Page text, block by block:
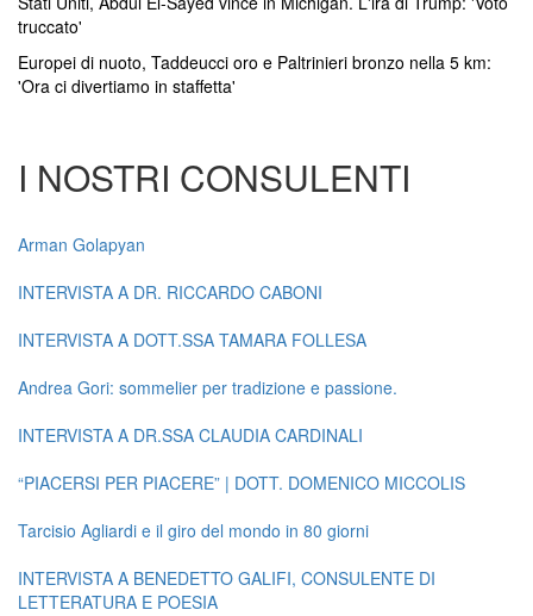
truccato'
Europei di nuoto, Taddeucci oro e Paltrinieri bronzo nella 5 km:
'Ora ci divertiamo in staffetta'
I NOSTRI CONSULENTI
Arman Golapyan
INTERVISTA A DR. RICCARDO CABONI
INTERVISTA A DOTT.SSA TAMARA FOLLESA
Andrea Gori: sommelier per tradizione e passione.
INTERVISTA A DR.SSA CLAUDIA CARDINALI
“PIACERSI PER PIACERE” | DOTT. DOMENICO MICCOLIS
Tarcisio Agliardi e il giro del mondo in 80 giorni
INTERVISTA A BENEDETTO GALIFI, CONSULENTE DI
LETTERATURA E POESIA